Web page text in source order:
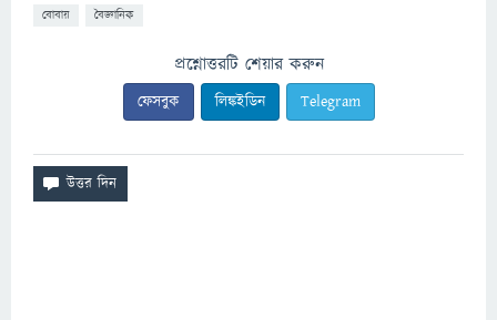
বোবায় বৈজ্ঞানিক
প্রশ্নোত্তরটি শেয়ার করুন
ফেসবুক লিঙ্কইডিন Telegram